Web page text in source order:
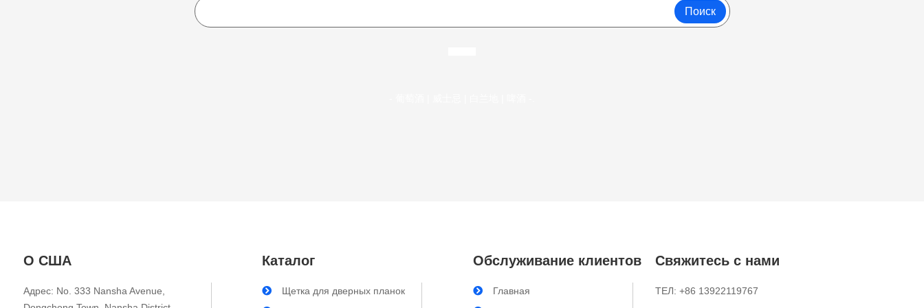
Поиск
О США
Адрес: No. 333 Nansha Avenue,
Каталог
Щетка для дверных планок
Обслуживание клиентов
Главная
Свяжитесь с нами
ТЕЛ: +86 13922119767